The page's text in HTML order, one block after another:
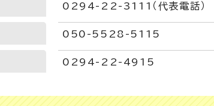
0294-22-3111（代表電話
050-5528-5115
0294-22-4915